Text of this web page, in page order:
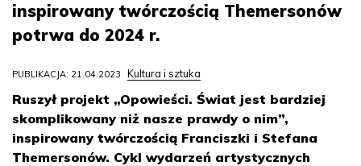
inspirowany twórczością Themersonów
potrwa do 2024 r.
PUBLIKACJA: 21.04.2023 Kultura i sztuka
Ruszył projekt „Opowieści. Świat jest bardziej
skomplikowany niż nasze prawdy o nim”,
inspirowany twórczością Franciszki i Stefana
Themersonów. Cykl wydarzeń artystycznych